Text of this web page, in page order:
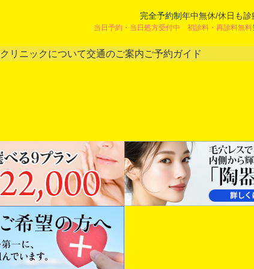
完全予約制年中無休/休日も
当日予約・当日処方受付中 初診料・再診料無料
クリニックについて交通のご案内ご予約ガイド